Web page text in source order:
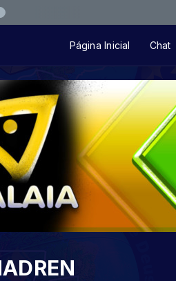
Página Inicial Chat